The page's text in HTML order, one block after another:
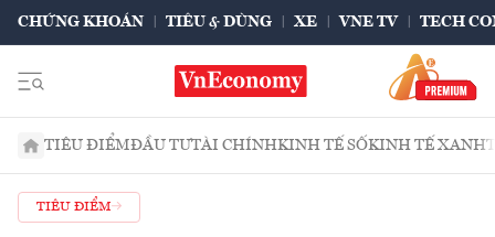
CHỨNG KHOÁN TIÊU & DÙNG XE VNE TV TECH
TIÊU ĐIỂMĐẦU TƯTÀI CHÍNHKINH TẾ SỐKINH TẾ XANH
TIÊU ĐIỂM